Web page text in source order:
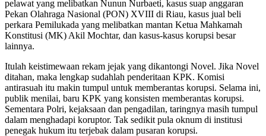
pelawat yang melibatkan Nunun Nurbaeti, kasus suap anggaran
Pekan Olahraga Nasional (PON) XVIII di Riau, kasus jual beli
perkara Pemilukada yang melibatkan mantan Ketua Mahkamah
Konstitusi (MK) Akil Mochtar, dan kasus-kasus korupsi besar
lainnya.
Itulah keistimewaan rekam jejak yang dikantongi Novel. Jika Novel
ditahan, maka lengkap sudahlah penderitaan KPK. Komisi
antirasuah itu makin tumpul untuk memberantas korupsi. Selama ini,
publik menilai, baru KPK yang konsisten memberantas korupsi.
Sementara Polri, kejaksaan dan pengadilan, taringnya masih tumpul
dalam menghadapi koruptor. Tak sedikit pula oknum di institusi
penegak hukum itu terjebak dalam pusaran korupsi.